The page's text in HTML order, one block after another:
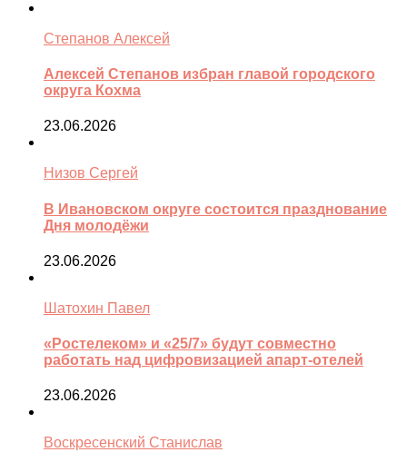
Степанов Алексей
Алексей Степанов избран главой городского
округа Кохма
23.06.2026
Низов Сергей
В Ивановском округе состоится празднование
Дня молодёжи
23.06.2026
Шатохин Павел
«Ростелеком» и «25/7» будут совместно
работать над цифровизацией апарт-отелей
23.06.2026
Воскресенский Станислав